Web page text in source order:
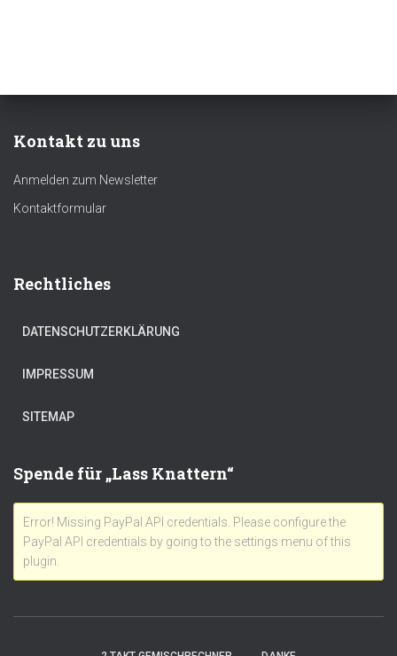
Kontakt zu uns
Anmelden zum Newsletter
Kontaktformular
Rechtliches
DATENSCHUTZERKLÄRUNG
IMPRESSUM
SITEMAP
Spende für „Lass Knattern“
Error! Missing PayPal API credentials. Please configure the
PayPal API credentials by going to the settings menu of this
plugin.